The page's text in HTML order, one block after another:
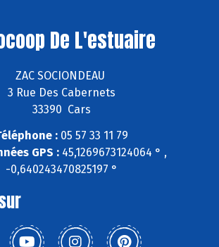
De L'estuaire
ZAC SOCIONDEAU
3 Rue Des Cabernets
33390 Cars
:05 57 33 11 79
GPS :45,1269673124064 ° ,
-0,640243470825197 °